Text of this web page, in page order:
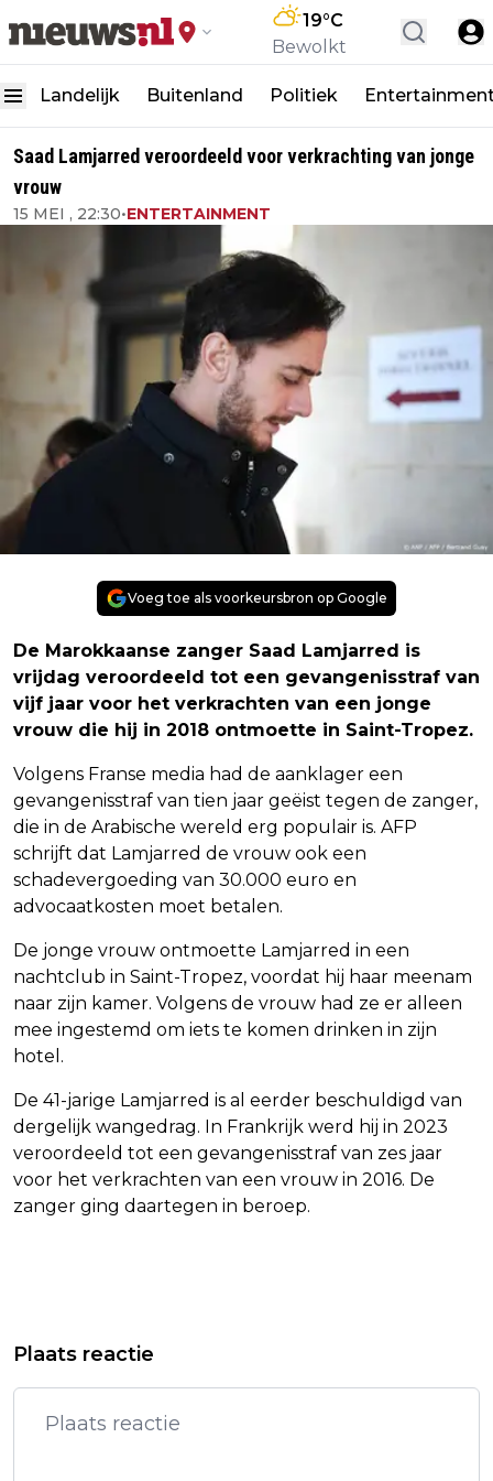
19°C
Bewolkt
Landelijk Buitenland Politiek
Saad Lamjarred veroordeeld voor verkrachting van jonge
vrouw
15 MEI , 22:30•ENTERTAINMENT
Voeg toe als voorkeursbron op Google
De Marokkaanse zanger Saad Lamjarred is
vrijdag veroordeeld tot een gevangenisstraf van
vijf jaar voor het verkrachten van een jonge
vrouw die hij in 2018 ontmoette in Saint-Tropez.
Volgens Franse media had de aanklager een
gevangenisstraf van tien jaar geëist tegen de zanger,
die in de Arabische wereld erg populair is. AFP
schrijft dat Lamjarred de vrouw ook een
schadevergoeding van 30.000 euro en
advocaatkosten moet betalen.
De jonge vrouw ontmoette Lamjarred in een
nachtclub in Saint-Tropez, voordat hij haar meenam
naar zijn kamer. Volgens de vrouw had ze er alleen
mee ingestemd om iets te komen drinken in zijn
hotel.
De 41-jarige Lamjarred is al eerder beschuldigd van
dergelijk wangedrag. In Frankrijk werd hij in 2023
veroordeeld tot een gevangenisstraf van zes jaar
voor het verkrachten van een vrouw in 2016. De
zanger ging daartegen in beroep.
KOPSTUK IN GAZA-STAD
JOHN TRAVOLTA WIL ALLEEN
PASSIEPROJECTEN REGISSEREN
Plaats reactie